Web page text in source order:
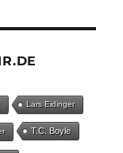
Lars Eidinger
T.C. Boyle